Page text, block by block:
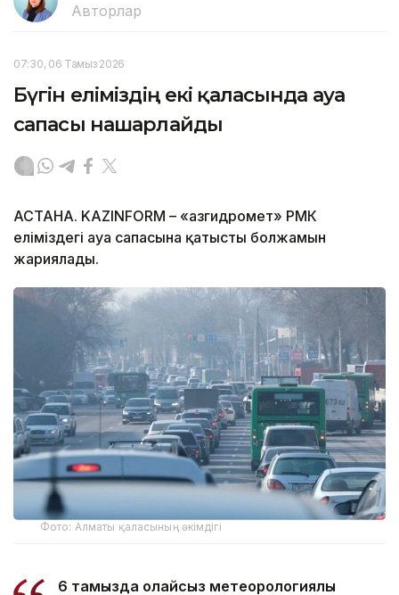
Авторлар
07:30, 06 Тамыз 2026
Бүгін еліміздің екі қаласында ауа
сапасы нашарлайды
АСТАНА. KAZINFORM – «Қазгидромет» РМК
еліміздегі ауа сапасына қатысты болжамын
жариялады.
Фото: Алматы қаласының әкімдігі
6 тамызда қолайсыз метеорологиялық